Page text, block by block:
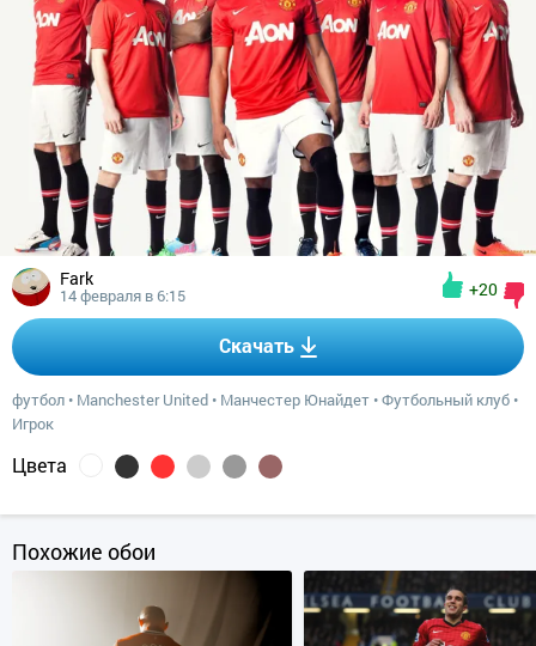
Fark
14 февраля в 6:15 +20
Скачать
футбол • Manchester United • Манчестер Юнайдет •Футбольный клуб •
Игрок
Цвета
Похожие обои